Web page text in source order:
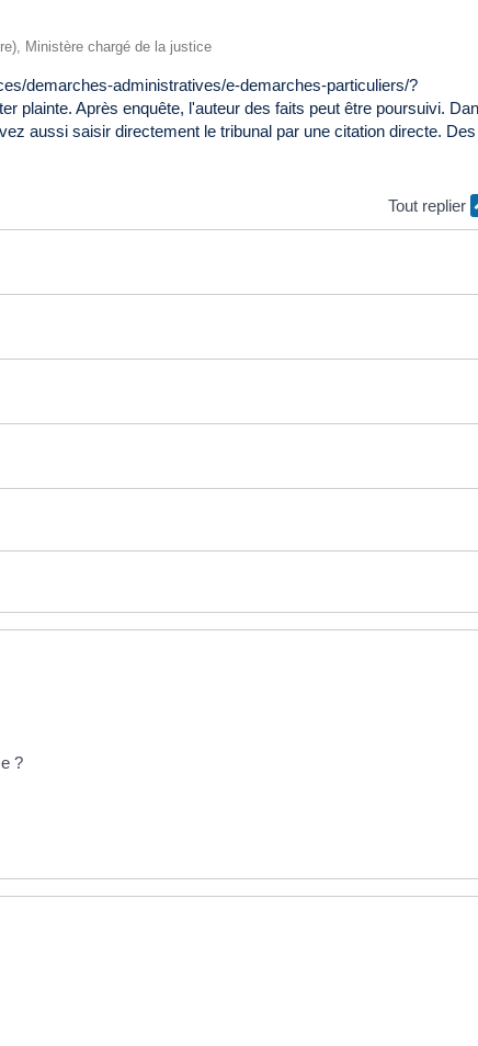
Ministère chargé de la justice
demarches-administratives/e-demarches-particuliers/?
plainte. Après enquête, l'auteur des faits peut être poursuivi.
aussi saisir directement le tribunal par une citation directe.
Tout replier
?